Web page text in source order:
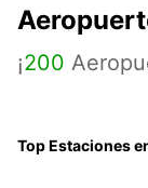
¡200
Top Estaciones